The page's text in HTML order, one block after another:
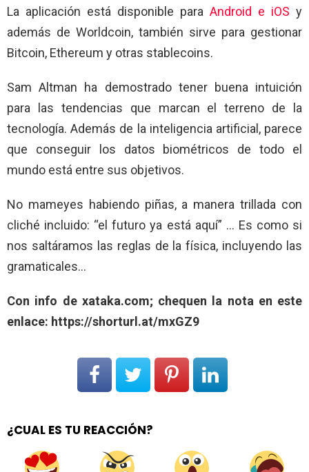
La aplicación está disponible para Android e iOS y
además de Worldcoin, también sirve para gestionar
Bitcoin, Ethereum y otras stablecoins.
Sam Altman ha demostrado tener buena intuición
para las tendencias que marcan el terreno de la
tecnología. Además de la inteligencia artificial, parece
que conseguir los datos biométricos de todo el
mundo está entre sus objetivos.
No mameyes habiendo piñas, a manera trillada con
cliché incluido: “el futuro ya está aquí” … Es como si
nos saltáramos las reglas de la física, incluyendo las
gramaticales…
Con info de xataka.com; chequen la nota en este
enlace: https://shorturl.at/mxGZ9
¿CUAL ES TU REACCIÓN?